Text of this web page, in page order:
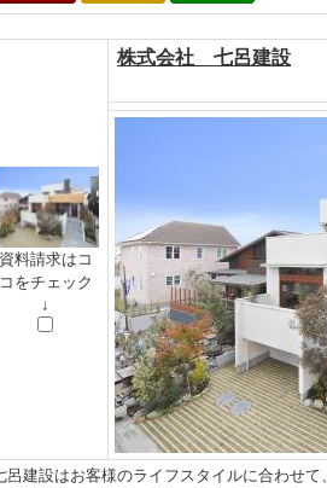
資料請求はコ
コをチェック
↓
株式会社 七呂建設
呂建設はお客様のライフスタイルに合わせ